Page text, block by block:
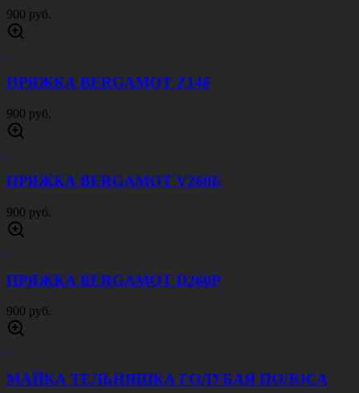
900 руб.
ПРЯЖКА BERGAMOT Z146
900 руб.
ПРЯЖКА BERGAMOT V260E
900 руб.
ПРЯЖКА BERGAMOT D260P
900 руб.
МАЙКА ТЕЛЬНЯШКА ГОЛУБАЯ ПОЛОСА